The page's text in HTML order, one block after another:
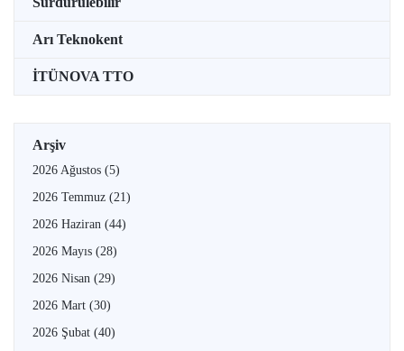
Arı Teknokent
İTÜNOVA TTO
Arşiv
2026 Ağustos (5)
2026 Temmuz (21)
2026 Haziran (44)
2026 Mayıs (28)
2026 Nisan (29)
2026 Mart (30)
2026 Şubat (40)